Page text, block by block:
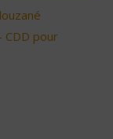
pour